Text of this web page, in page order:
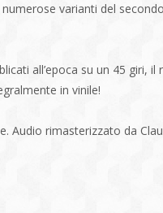
varianti del
all’epoca su un 45 giri,
in vinile!
Audio rimasterizzato da